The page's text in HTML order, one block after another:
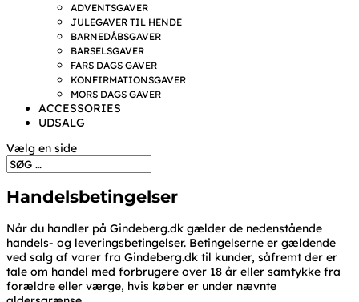
ADVENTSGAVER
JULEGAVER TIL HENDE
BARNEDÅBSGAVER
BARSELSGAVER
FARS DAGS GAVER
KONFIRMATIONSGAVER
MORS DAGS GAVER
ACCESSORIES
UDSALG
Vælg en side
Handelsbetingelser
Når du handler på Gindeberg.dk gælder de nedenstående
handels- og leveringsbetingelser. Betingelserne er gældende
ved salg af varer fra Gindeberg.dk til kunder, såfremt der er
tale om handel med forbrugere over 18 år eller samtykke fra
forældre eller værge, hvis køber er under nævnte